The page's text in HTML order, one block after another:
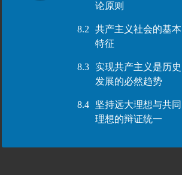
论原则
8.2
共产主义社会的基本
特征
8.3
实现共产主义是历史
发展的必然趋势
8.4
坚持远大理想与共同
理想的辩证统一